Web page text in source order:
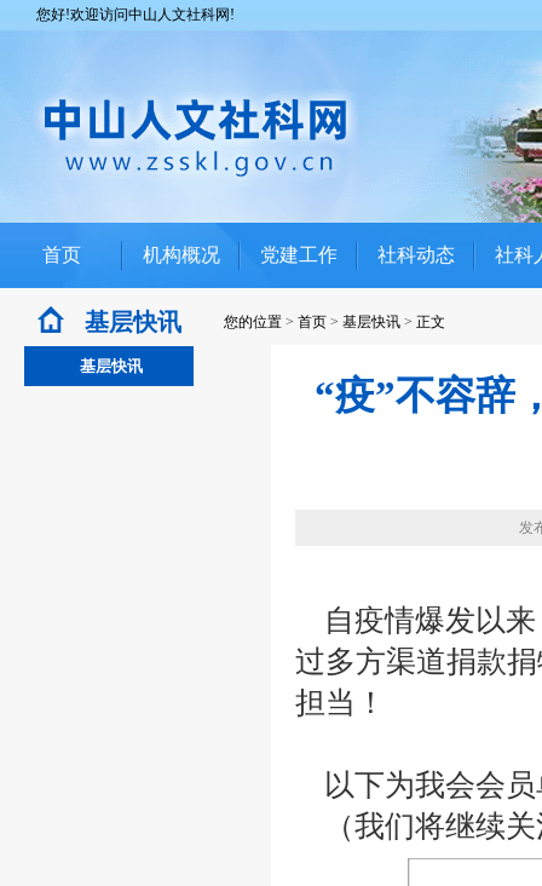
您好!欢迎访问中山人文社科网!
首页 机构概况 党建工作 社科动态 社科
基层快讯 您的位置 > 首页 > 基层快讯 > 正文
基层快讯
“疫”不容辞
发
自疫情爆发以来
过多方渠道捐款
担当！
以下为我会会员
（我们将继续关